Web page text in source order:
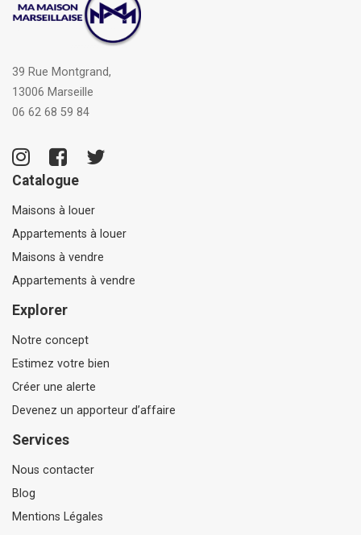
39 Rue Montgrand,
13006 Marseille
06 62 68 59 84
Catalogue
Maisons à louer
Appartements à louer
Maisons à vendre
Appartements à vendre
Explorer
Notre concept
Estimez votre bien
Créer une alerte
Devenez un apporteur d’affaire
Services
Nous contacter
Blog
Mentions Légales